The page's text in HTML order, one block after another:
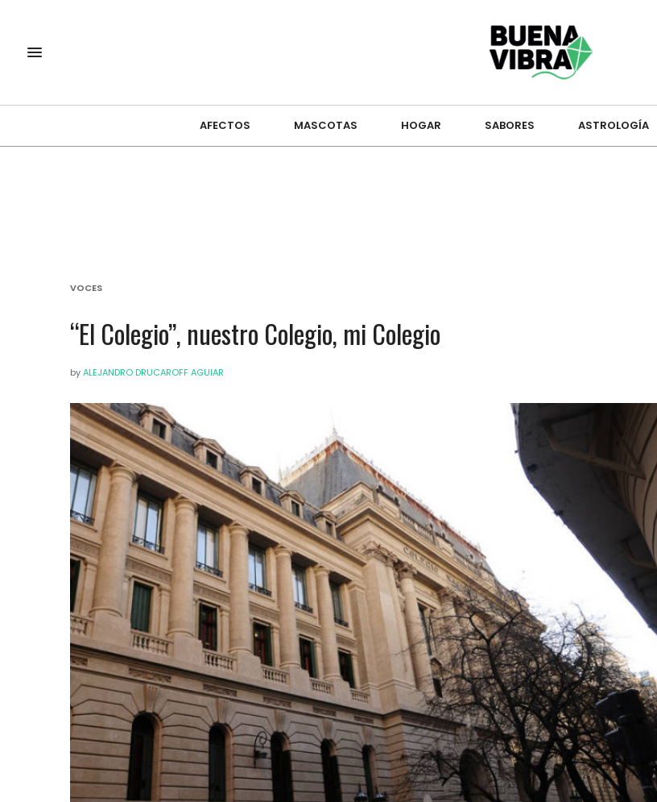
AFECTOS MASCOTAS HOGAR SABORES ASTROLOGÍA
VOCES
“El Colegio”, nuestro Colegio, mi Colegio
byALEJANDRO DRUCAROFF AGUIAR